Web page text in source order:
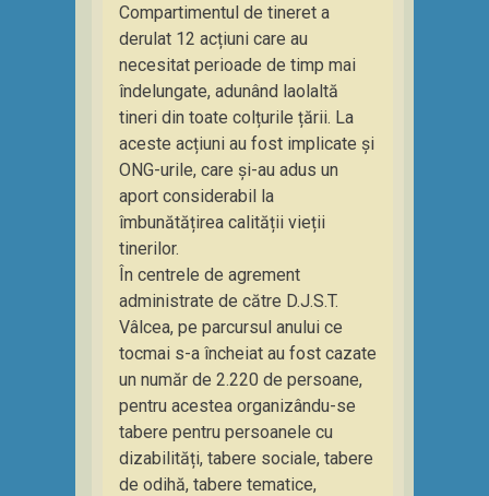
Compartimentul de tineret a
derulat 12 acțiuni care au
necesitat perioade de timp mai
îndelungate, adunând laolaltă
tineri din toate colțurile țării. La
aceste acțiuni au fost implicate și
ONG-urile, care și-au adus un
aport considerabil la
îmbunătățirea calității vieții
tinerilor.
În centrele de agrement
administrate de către D.J.S.T.
Vâlcea, pe parcursul anului ce
tocmai s-a încheiat au fost cazate
un număr de 2.220 de persoane,
pentru acestea organizându-se
tabere pentru persoanele cu
dizabilități, tabere sociale, tabere
de odihă, tabere tematice,